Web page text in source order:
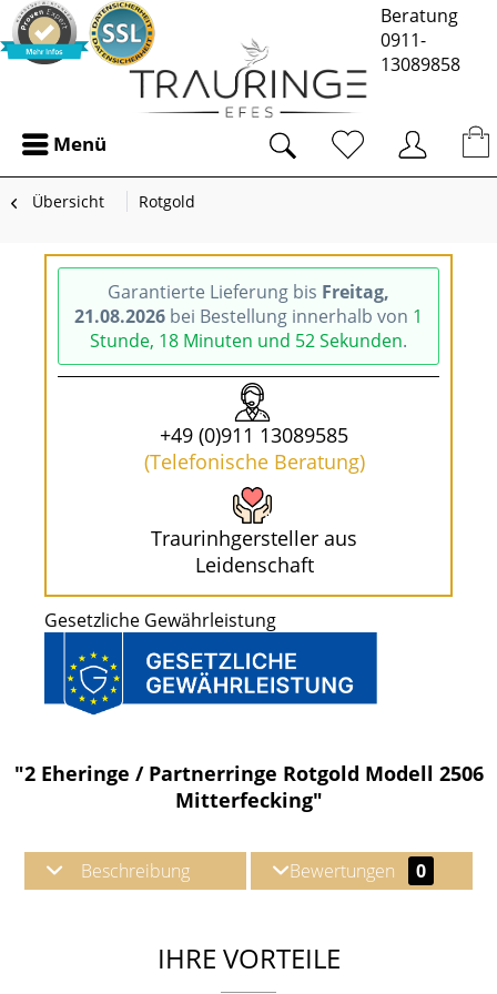
Beratung
0911-
13089858
Menü
Übersicht Rotgold
Garantierte Lieferung bis Freitag,
21.08.2026 bei Bestellung innerhalb von 1
Stunde, 18 Minuten und 51 Sekunden.
+49 (0)911 13089585
(Telefonische Beratung)
Traurinhgersteller aus
Leidenschaft
Gesetzliche Gewährleistung
"2 Eheringe / Partnerringe Rotgold Modell 2506
Mitterfecking"
Beschreibung Bewertungen 0
IHRE VORTEILE